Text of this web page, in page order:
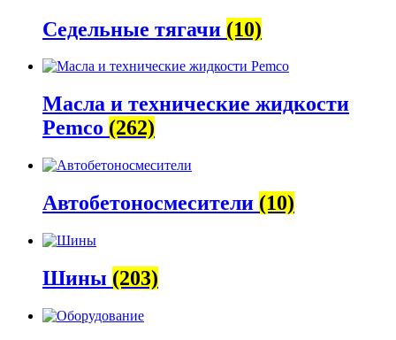
Седельные тягачи (10)
Масла и технические жидкости
Pemco (262)
Автобетоно­смесители (10)
Шины (203)